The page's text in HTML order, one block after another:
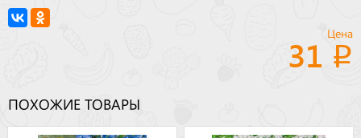
Цена
31
ПОХОЖИЕ ТОВАРЫ